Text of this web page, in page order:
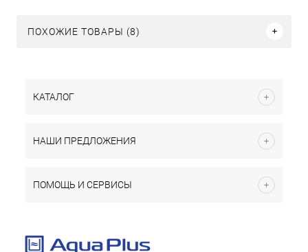
ПОХОЖИЕ ТОВАРЫ (8)
КАТАЛОГ
НАШИ ПРЕДЛОЖЕНИЯ
ПОМОЩЬ И СЕРВИСЫ